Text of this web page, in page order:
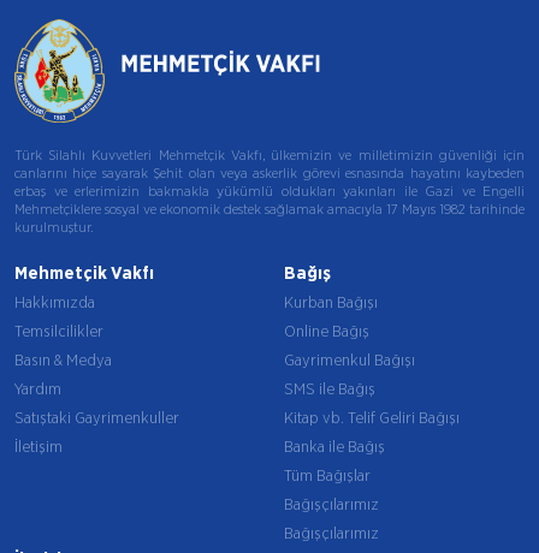
Türk Silahlı Kuvvetleri Mehmetçik Vakfı, ülkemizin ve milletimizin güvenliği için
canlarını hiçe sayarak Şehit olan veya askerlik görevi esnasında hayatını kaybeden
erbaş ve erlerimizin bakmakla yükümlü oldukları yakınları ile Gazi ve Engelli
Mehmetçiklere sosyal ve ekonomik destek sağlamak amacıyla 17 Mayıs 1982 tarihinde
kurulmuştur.
Mehmetçik Vakfı
Hakkımızda
Temsilcilikler
Basın & Medya
Yardım
Satıştaki Gayrimenkuller
İletişim
Bağış
Kurban Bağışı
Online Bağış
Gayrimenkul Bağışı
SMS ile Bağış
Kitap vb. Telif Geliri Bağışı
Banka ile Bağış
Tüm Bağışlar
Bağışçılarımız
Bağışçılarımız